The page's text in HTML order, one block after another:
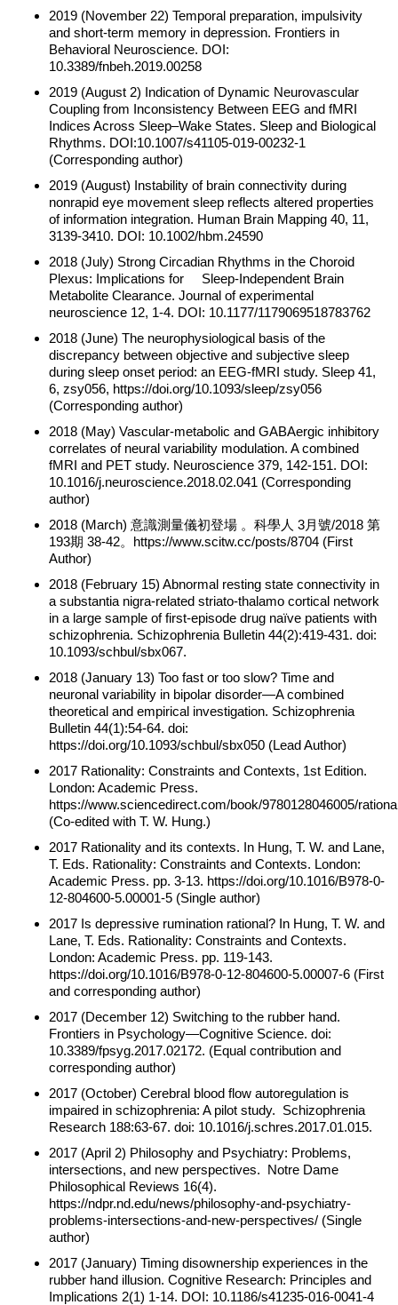
2019 (November 22) Temporal preparation, impulsivity
and short-term memory in depression. Frontiers in
Behavioral Neuroscience. DOI:
10.3389/fnbeh.2019.00258
2019 (August 2) Indication of Dynamic Neurovascular
Coupling from Inconsistency Between EEG and fMRI
Indices Across Sleep–Wake States. Sleep and Biological
Rhythms. DOI:10.1007/s41105-019-00232-1
(Corresponding author)
2019 (August) Instability of brain connectivity during
nonrapid eye movement sleep reflects altered properties
of information integration. Human Brain Mapping 40, 11,
3139-3410. DOI: 10.1002/hbm.24590
2018 (July) Strong Circadian Rhythms in the Choroid
Plexus: Implications for Sleep-Independent Brain
Metabolite Clearance. Journal of experimental
neuroscience 12, 1-4. DOI: 10.1177/1179069518783762
2018 (June) The neurophysiological basis of the
discrepancy between objective and subjective sleep
during sleep onset period: an EEG-fMRI study. Sleep 41,
6, zsy056, https://doi.org/10.1093/sleep/zsy056
(Corresponding author)
2018 (May) Vascular-metabolic and GABAergic inhibitory
correlates of neural variability modulation. A combined
fMRI and PET study. Neuroscience 379, 142-151. DOI:
10.1016/j.neuroscience.2018.02.041 (Corresponding
author)
2018 (March) 意識測量儀初登場 。科學人 3月號/2018 第
193期 38-42。https://www.scitw.cc/posts/8704 (First
Author)
2018 (February 15) Abnormal resting state connectivity in
a substantia nigra-related striato-thalamo cortical network
in a large sample of first-episode drug naïve patients with
schizophrenia. Schizophrenia Bulletin 44(2):419-431. doi:
10.1093/schbul/sbx067.
2018 (January 13) Too fast or too slow? Time and
neuronal variability in bipolar disorder—A combined
theoretical and empirical investigation. Schizophrenia
Bulletin 44(1):54-64. doi:
https://doi.org/10.1093/schbul/sbx050 (Lead Author)
2017 Rationality: Constraints and Contexts, 1st Edition.
London: Academic Press.
https://www.sciencedirect.com/book/9780128046005/
(Co-edited with T. W. Hung.)
2017 Rationality and its contexts. In Hung, T. W. and Lane,
T. Eds. Rationality: Constraints and Contexts. London:
Academic Press. pp. 3-13. https://doi.org/10.1016/B978-0-
12-804600-5.00001-5 (Single author)
2017 Is depressive rumination rational? In Hung, T. W. and
Lane, T. Eds. Rationality: Constraints and Contexts.
London: Academic Press. pp. 119-143.
https://doi.org/10.1016/B978-0-12-804600-5.00007-6 (First
and corresponding author)
2017 (December 12) Switching to the rubber hand.
Frontiers in Psychology—Cognitive Science. doi:
10.3389/fpsyg.2017.02172. (Equal contribution and
corresponding author)
2017 (October) Cerebral blood flow autoregulation is
impaired in schizophrenia: A pilot study. Schizophrenia
Research 188:63-67. doi: 10.1016/j.schres.2017.01.015.
2017 (April 2) Philosophy and Psychiatry: Problems,
intersections, and new perspectives. Notre Dame
Philosophical Reviews 16(4).
https://ndpr.nd.edu/news/philosophy-and-psychiatry-
problems-intersections-and-new-perspectives/ (Single
author)
2017 (January) Timing disownership experiences in the
rubber hand illusion. Cognitive Research: Principles and
Implications 2(1) 1-14. DOI: 10.1186/s41235-016-0041-4